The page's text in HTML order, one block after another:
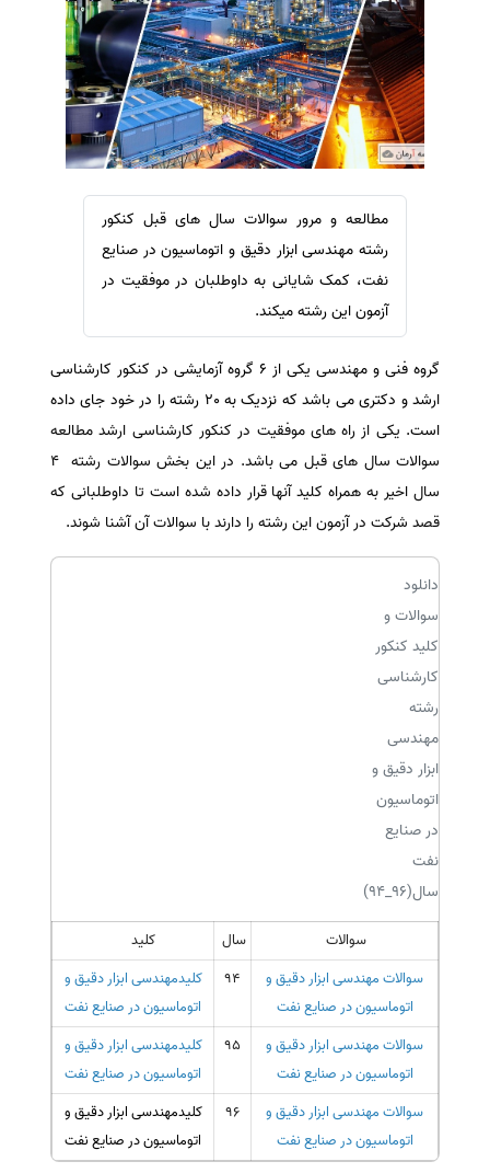
ترجمه عربی به فارسی
مشاهده همه زبان ها
سفارش ویرایش
سفارش پارافریز
سفارش فرمت‌بندی
سفارش کاهش کمیت
سفارش معرفی مجله
سفارش معرفی مقاله
سفارش چکیده مبسوط
سفارش ترجمه مولتی‌مدیا
سفارش گویندگی
سفارش تولید محتوا
سفارش ترجمه همزمان
سفارش چکیده گرافیکی
سفارش تهیه کاورلتر
سفارش انگیزه‌نامه‌SOP
مطالعه و مرور سوالات سال های قبل کنکور
رشته مهندسی ابزار دقیق و اتوماسیون در صنایع
نفت، کمک شایانی به داوطلبان در موفقیت در
آزمون این رشته میکند.
گروه فنی و مهندسی یکی از 6 گروه آزمایشی در کنکور کارشناسی
ارشد و دکتری می باشد که نزدیک به 20 رشته را در خود جای داده
است. یکی از راه های موفقیت در کنکور کارشناسی ارشد مطالعه
سوالات سال های قبل می باشد. در این بخش سوالات رشته 4
سال اخیر به همراه کلید آنها قرار داده شده است تا داوطلبانی که
قصد شرکت در آزمون این رشته را دارند با سوالات آن آشنا شوند.
دانلود
سوالات و
کلید کنکور
کارشناسی
رشته
مهندسی
ابزار دقیق و
اتوماسیون
در صنایع
نفت
سال(96_94)
سوالات سال
کلید
سوالاتمهندسی ابزار دقیق و
اتوماسیون در صنایع نفت
94 کلیدمهندسی ابزار دقیق و
اتوماسیون در صنایع نفت
سوالاتمهندسی ابزار دقیق و
اتوماسیون در صنایع نفت
95 کلیدمهندسی ابزار دقیق و
اتوماسیون در صنایع نفت
سوالاتمهندسی ابزار دقیق و
اتوماسیون در صنایع نفت
96 کلیدمهندسی ابزار دقیق و
اتوماسیون در صنایع نفت